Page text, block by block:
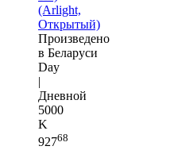
(Arlight,
Открытый)
Произведено
в Беларуси
Day
|
Дневной
5000
K
92768